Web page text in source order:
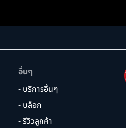
อื่นๆ
- บริการอื่นๆ
- บล็อก
- รีวิวลูกค้า